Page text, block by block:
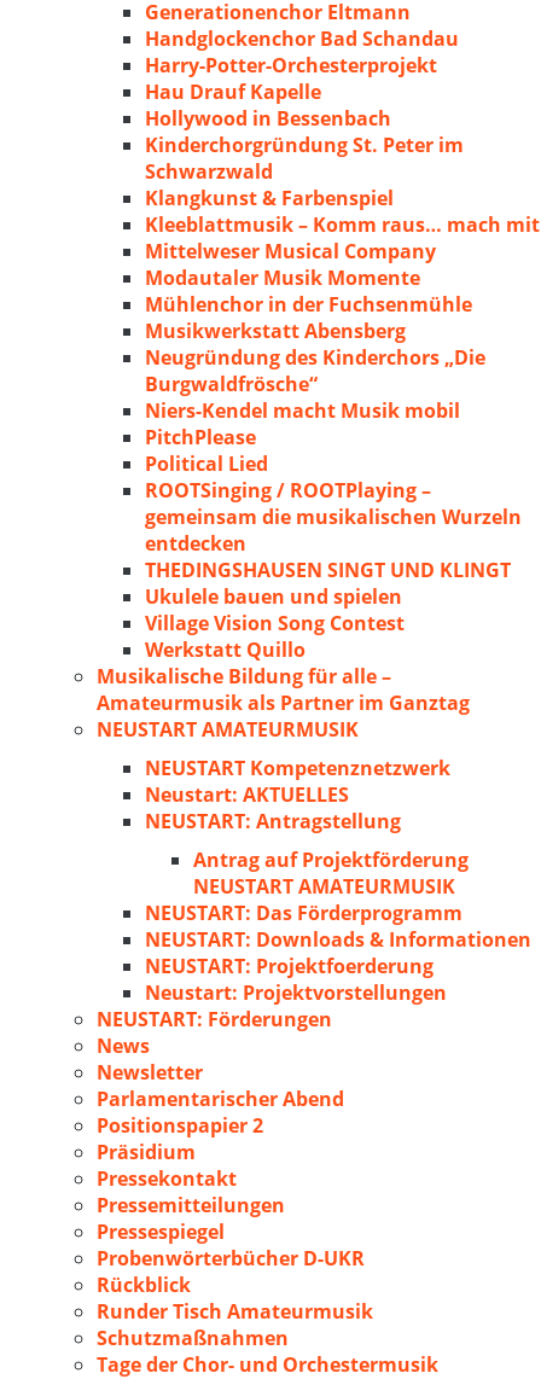
Generationenchor Eltmann
Handglockenchor Bad Schandau
Harry-Potter-Orchesterprojekt
Hau Drauf Kapelle
Hollywood in Bessenbach
Kinderchorgründung St. Peter im
Schwarzwald
Klangkunst & Farbenspiel
Kleeblattmusik – Komm raus… mach mit
Mittelweser Musical Company
Modautaler Musik Momente
Mühlenchor in der Fuchsenmühle
Musikwerkstatt Abensberg
Neugründung des Kinderchors „Die
Burgwaldfrösche“
Niers-Kendel macht Musik mobil
PitchPlease
Political Lied
ROOTSinging / ROOTPlaying –
gemeinsam die musikalischen Wurzeln
entdecken
THEDINGSHAUSEN SINGT UND KLINGT
Ukulele bauen und spielen
Village Vision Song Contest
Werkstatt Quillo
Musikalische Bildung für alle –
Amateurmusik als Partner im Ganztag
NEUSTART AMATEURMUSIK
NEUSTART Kompetenznetzwerk
Neustart: AKTUELLES
NEUSTART: Antragstellung
Antrag auf Projektförderung
NEUSTART AMATEURMUSIK
NEUSTART: Das Förderprogramm
NEUSTART: Downloads & Informationen
NEUSTART: Projektfoerderung
Neustart: Projektvorstellungen
NEUSTART: Förderungen
News
Newsletter
Parlamentarischer Abend
Positionspapier 2
Präsidium
Pressekontakt
Pressemitteilungen
Pressespiegel
Probenwörterbücher D-UKR
Rückblick
Runder Tisch Amateurmusik
Schutzmaßnahmen
Tage der Chor- und Orchestermusik